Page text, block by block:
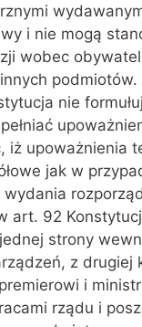
i nie mogą
wobec
podmiotów.
nie
iż upoważnie‌nia
jak w
art. 92
strony
z drugiej
i
rządu i